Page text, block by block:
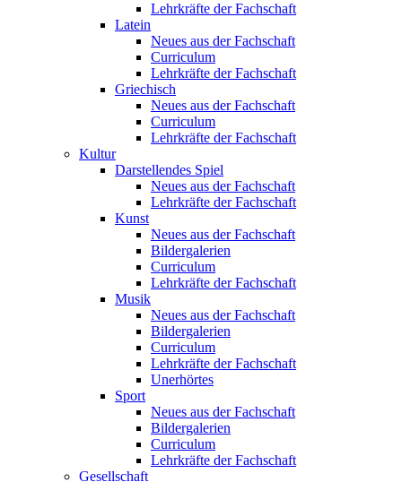
Lehrkräfte der Fachschaft
Latein
Neues aus der Fachschaft
Curriculum
Lehrkräfte der Fachschaft
Griechisch
Neues aus der Fachschaft
Curriculum
Lehrkräfte der Fachschaft
Kultur
Darstellendes Spiel
Neues aus der Fachschaft
Lehrkräfte der Fachschaft
Kunst
Neues aus der Fachschaft
Bildergalerien
Curriculum
Lehrkräfte der Fachschaft
Musik
Neues aus der Fachschaft
Bildergalerien
Curriculum
Lehrkräfte der Fachschaft
Unerhörtes
Sport
Neues aus der Fachschaft
Bildergalerien
Curriculum
Lehrkräfte der Fachschaft
Gesellschaft